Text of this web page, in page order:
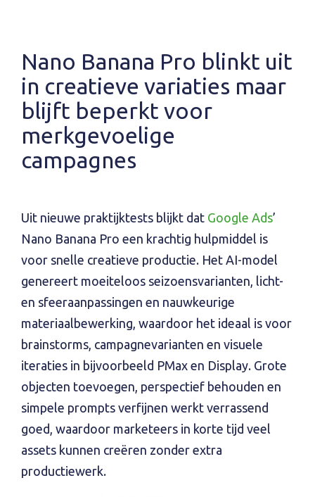
Nano Banana Pro blinkt uit
in creatieve variaties maar
blijft beperkt voor
merkgevoelige
campagnes
Uit nieuwe praktijk­tests blijkt dat Google Ads’
Nano Banana Pro een krachtig hulpmiddel is
voor snelle creatieve productie. Het AI-model
genereert moeiteloos seizoensvarianten, licht-
en sfeeraanpassingen en nauwkeurige
materiaalbewerking, waardoor het ideaal is voor
brainstorms, campagne­varianten en visuele
iteraties in bijvoorbeeld PMax en Display. Grote
objecten toevoegen, perspectief behouden en
simpele prompts verfijnen werkt verrassend
goed, waardoor marketeers in korte tijd veel
assets kunnen creëren zonder extra
productiewerk.